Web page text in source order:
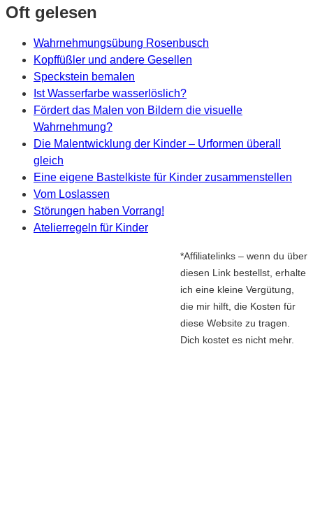
Oft gelesen
Wahrnehmungsübung Rosenbusch
Kopffüßler und andere Gesellen
Speckstein bemalen
Ist Wasserfarbe wasserlöslich?
Fördert das Malen von Bildern die visuelle
Wahrnehmung?
Die Malentwicklung der Kinder – Urformen überall
gleich
Eine eigene Bastelkiste für Kinder zusammenstellen
Vom Loslassen
Störungen haben Vorrang!
Atelierregeln für Kinder
*Affiliatelinks – wenn du über
diesen Link bestellst, erhalte
ich eine kleine Vergütung,
die mir hilft, die Kosten für
diese Website zu tragen.
Dich kostet es nicht mehr.